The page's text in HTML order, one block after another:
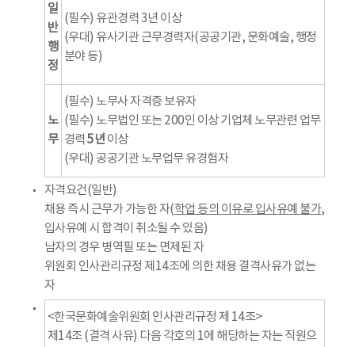
일
반
행
정
(필수) 유관경력 3년 이상
(우대) 유사기관 근무경력자(공공기관, 문화예술, 행정
분야 등)
노
무
(필수) 노무사 자격증 보유자
(필수) 노무법인 또는 200인 이상 기업체 노무관련 업무
경력 5년이상
(우대) 공공기관 노무업무 유경험자
자격요건(일반)
채용 즉시 근무가 가능한 자(학업 등의 이유로 입사유예 불가,
입사유예 시 합격이 취소될 수 있음)
남자의 경우 병역필 또는 면제된 자
위원회 인사관리규정 제14조에 의한 채용 결격사유가 없는
자
<한국문화예술위원회 인사관리규정 제 14조>
제14조 (결격 사유) 다음 각호의 1에 해당하는 자는 직원으